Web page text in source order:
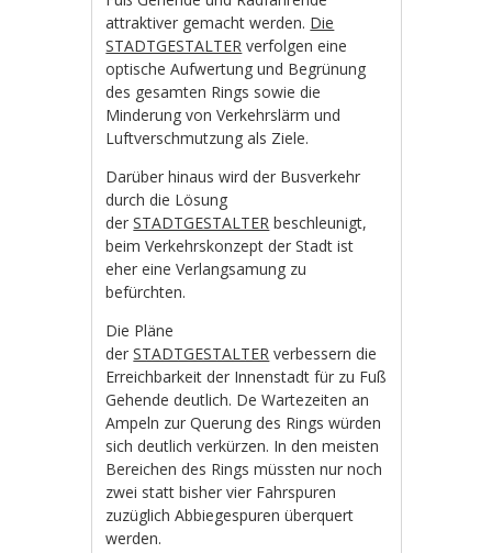
attraktiver gemacht werden. Die
STADTGESTALTER verfolgen eine
optische Aufwertung und Begrünung
des gesamten Rings sowie die
Minderung von Verkehrslärm und
Luftverschmutzung als Ziele.
Darüber hinaus wird der Busverkehr
durch die Lösung
derSTADTGESTALTER beschleunigt,
beim Verkehrskonzept der Stadt ist
eher eine Verlangsamung zu
befürchten.
Die Pläne
derSTADTGESTALTER verbessern die
Erreichbarkeit der Innenstadt für zu Fuß
Gehende deutlich. De Wartezeiten an
Ampeln zur Querung des Rings würden
sich deutlich verkürzen. In den meisten
Bereichen des Rings müssten nur noch
zwei statt bisher vier Fahrspuren
zuzüglich Abbiegespuren überquert
werden.